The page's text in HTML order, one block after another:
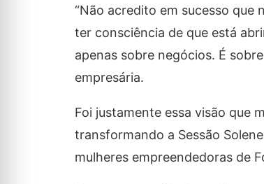
“Não acredito em sucesso que
ter consciência de que está
apenas sobre negócios. É
empresária.
Foi justamente essa visão que
transformando a Sessão
mulheres empreendedoras de